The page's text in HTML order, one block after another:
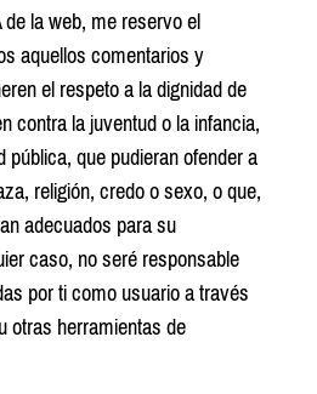
la web, me reservo el
aquellos comentarios y
el respeto a la dignidad de
contra la juventud o la infancia,
que pudieran ofender a
religión, credo o sexo, o que,
adecuados para su
caso, no seré responsable
por ti como usuario a través
otras herramientas de